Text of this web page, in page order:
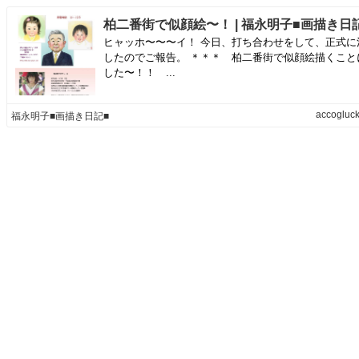
柏二番街で似顔絵〜！ | 福永明子■画描き日
ヒャッホ〜〜〜イ！ 今日、打ち合わせをして、正式に
したのでご報告。 ＊＊＊ 柏二番街で似顔絵描くこと
した〜！！ ...
福永明子■画描き日記■